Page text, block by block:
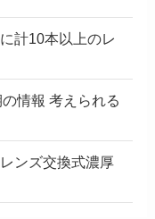
計10本以上のレ
情報 考えられる
ンズ交換式濃厚